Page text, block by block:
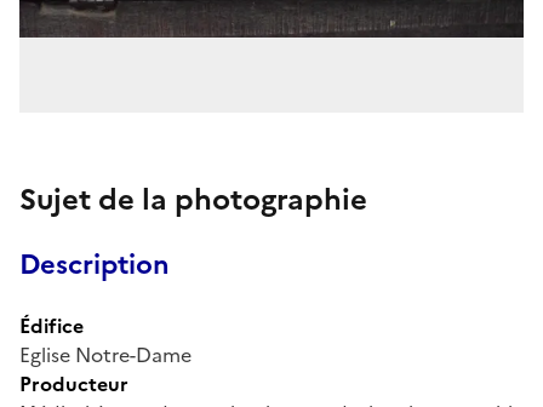
Sujet de la photographie
Description
Édifice
Eglise Notre-Dame
Producteur